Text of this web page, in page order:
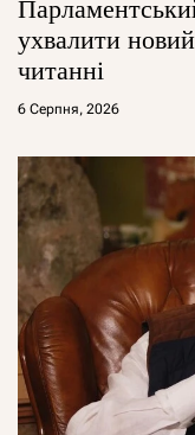
ухвалити
читанні
6 Серпня, 2026